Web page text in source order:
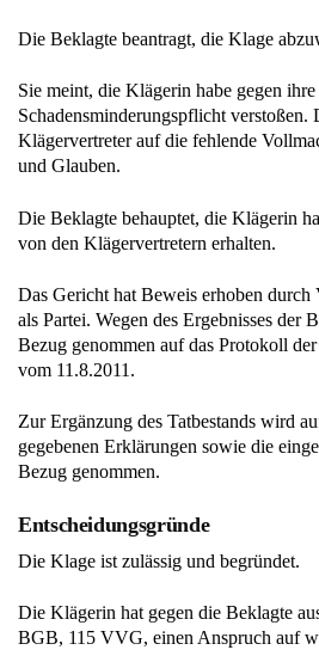
Die Beklagte beantragt, die Klage
Sie meint, die Klägerin habe gegen ihre
Schadensminderungspflicht verstoßen.
Klägervertreter auf die fehlende
und Glauben.
Die Beklagte behauptet, die Klägerin
von den Klägervertretern erhalten.
Das Gericht hat Beweis erhoben durch
als Partei. Wegen des Ergebnisses der
Bezug genommen auf das Protokoll
vom 11.8.2011.
Zur Ergänzung des Tatbestands wird
gegebenen Erklärungen sowie die
Bezug genommen.
Entscheidungsgründe
Die Klage ist zulässig und begründet.
Die Klägerin hat gegen die Beklagte
BGB, 115 VVG, einen Anspruch auf